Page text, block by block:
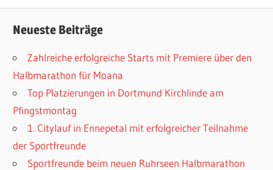
Neueste Beiträge
Zahlreiche erfolgreiche Starts mit Premiere über den
Halbmarathon für Moana
Top Platzierungen in Dortmund Kirchlinde am
Pfingstmontag
1. Citylauf in Ennepetal mit erfolgreicher Teilnahme
der Sportfreunde
Sportfreunde beim neuen Ruhrseen Halbmarathon